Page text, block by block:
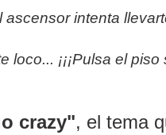
ascensor intenta
loco... ¡¡¡Pulsa el piso
crazy", el tema